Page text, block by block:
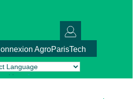
AgroParisTech
by Translate